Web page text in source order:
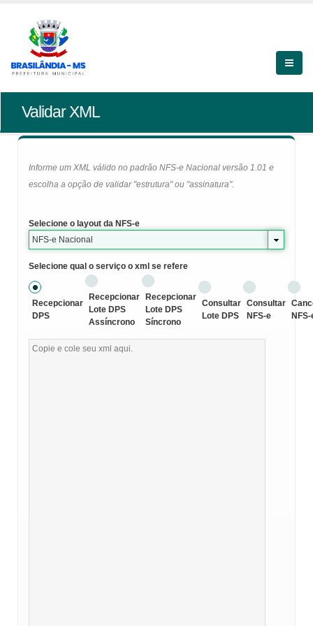
Validar XML
Informe um XML válido no padrão NFS-e Nacional versão 1.01 e
escolha a opção de validar "estrutura" ou "assinatura".
Selecione o layout da NFS-e
NFS-e Nacional
Selecione qual o serviço o xml se refere
Recepcionar
DPS
Recepcionar
Lote DPS
Assíncrono
Recepcionar
Lote DPS
Síncrono
Consultar
Lote DPS
Consultar
NFS-e
NFS-